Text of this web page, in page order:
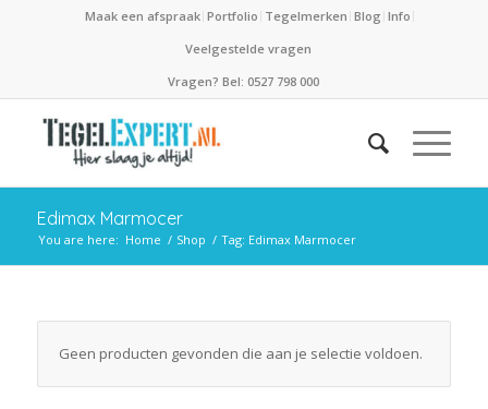
Maak een afspraak Portfolio Tegelmerken Blog Info
Veelgestelde vragen
Vragen? Bel: 0527 798 000
Edimax Marmocer
You are here: Home / Shop / Tag: Edimax Marmocer
Geen producten gevonden die aan je selectie voldoen.